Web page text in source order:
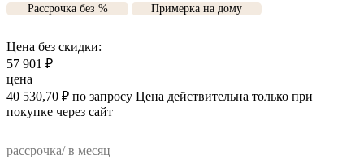
Рассрочка без % Примерка на дому
Цена без скидки:
57 901 ₽
цена
40 530,70 ₽ по запросу Цена действительна только при
покупке через сайт
рассрочка/ в месяц